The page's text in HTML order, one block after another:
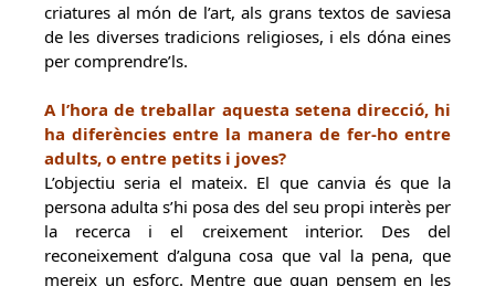
criatures al món de l’art, als grans textos de saviesa
de les diverses tradicions religioses, i els dóna eines
per comprendre’ls.
A l’hora de treballar aquesta setena direcció, hi
ha diferències entre la manera de fer-ho entre
adults, o entre petits i joves?
L’objectiu seria el mateix. El que canvia és que la
persona adulta s’hi posa des del seu propi interès per
la recerca i el creixement interior. Des del
reconeixement d’alguna cosa que val la pena, que
mereix un esforç. Mentre que quan pensem en les